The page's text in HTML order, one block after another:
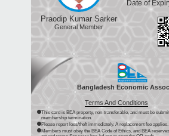
Praodip Kumar Sarker
General Member
Date of
Bangladesh Economic
Terms And Conditions
This card is BEA property, non-transferable, and must be
membership termination.
Please report loss/theft immediately. A replacement fee applies.
Members must obey the BEA Code of Ethics, and BEA